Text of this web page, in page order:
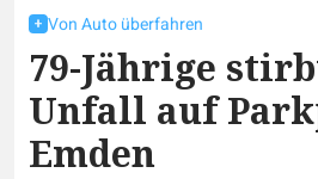
Von Auto überfahren
79-Jährige
Unfall auf
Emden